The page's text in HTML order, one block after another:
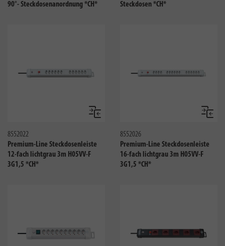
90°- Steckdosenanordnung *CH*
Steckdosen *CH*
Vergleichen
8552022
Premium-Line Steckdosenleiste
12-fach lichtgrau 3m H05VV-F
3G1,5 *CH*
8552026
Premium-Line Steckdosenleiste
16-fach lichtgrau 3m H05VV-F
3G1,5 *CH*